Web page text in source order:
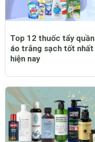
Top 12 thuốc tẩy quần
áo trắng sạch tốt nhất
hiện nay